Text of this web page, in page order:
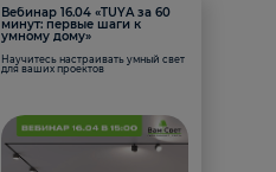
Вебинар 16.04 «TUYA за 60
минут: первые шаги к
умному дому»
Научитесь настраивать умный свет
для ваших проектов